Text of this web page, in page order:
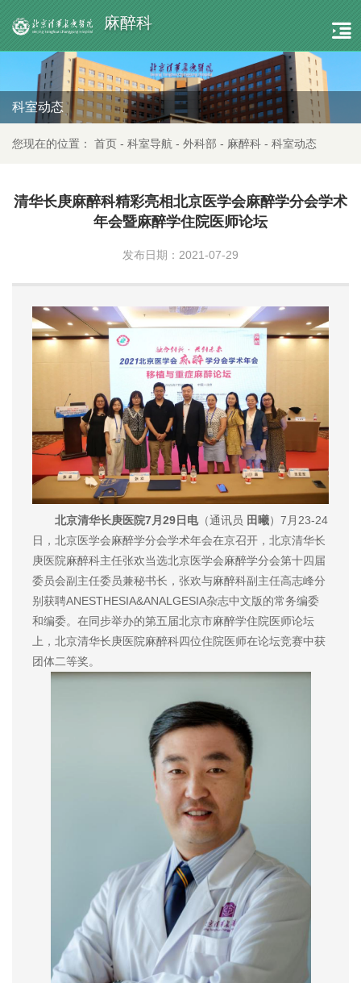
麻醉科
科室动态
您现在的位置： 首页 - 科室导航 - 外科部 - 麻醉科 - 科室动态
清华长庚麻醉科精彩亮相北京医学会麻醉学分会学术
年会暨麻醉学住院医师论坛
发布日期：2021-07-29
北京清华长庚医院7月29日电（通讯员 田曦）7月23-24
日，北京医学会麻醉学分会学术年会在京召开，北京清华长
庚医院麻醉科主任张欢当选北京医学会麻醉学分会第十四届
委员会副主任委员兼秘书长，张欢与麻醉科副主任高志峰分
别获聘ANESTHESIA&ANALGESIA杂志中文版的常务编委
和编委。在同步举办的第五届北京市麻醉学住院医师论坛
上，北京清华长庚医院麻醉科四位住院医师在论坛竞赛中获
团体二等奖。